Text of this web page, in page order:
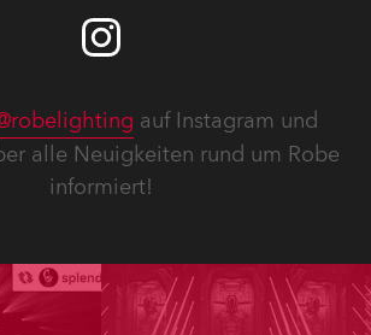
auf Instagram und
alle Neuigkeiten rund um Robe
informiert!